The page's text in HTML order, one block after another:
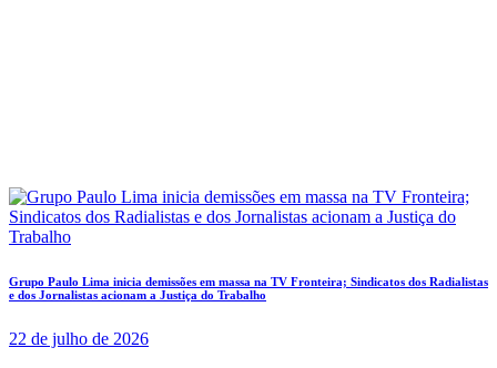
Grupo Paulo Lima inicia demissões em massa na TV Fronteira; Sindicatos dos Radialistas
e dos Jornalistas acionam a Justiça do Trabalho
22 de julho de 2026